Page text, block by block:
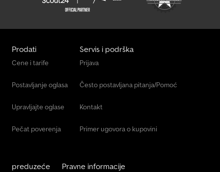
Prodati
Cene i tarife
Postavljanje oglasa
Upravljajte oglase
Pečat poverenja
Servis i podrška
Prijava
Često postavljana pitanja/Pomoć
Kontakt
Primer ugovora o kupovini
preduzeće Pravne informacije